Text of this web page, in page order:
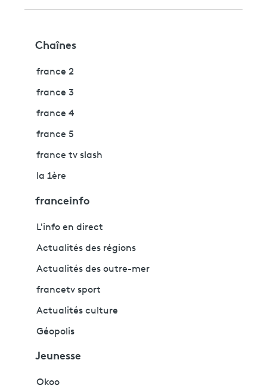
Chaînes
france 2
france 3
france 4
france 5
france tv slash
la 1ère
franceinfo
L'info en direct
Actualités des régions
Actualités des outre-mer
francetv sport
Actualités culture
Géopolis
Jeunesse
Okoo